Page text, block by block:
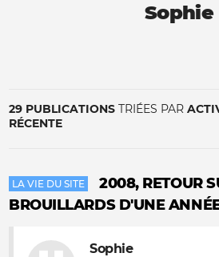
Sophie
29 PUBLICATIONS TRIÉES PAR
RÉCENTE
LA VIE DU SITE
2008, RETOUR
BROUILLARDS D'UNE
Sophie